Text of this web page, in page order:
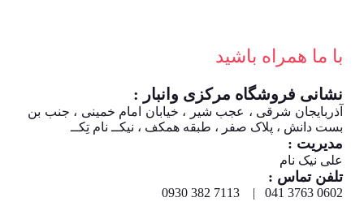
با ما همراه باشید
نشانی فروشگاه مرکزی وانبار :
آذربایجان شرقی ، عجب شیر ، خیابان امام خمینی ، جنب بن
بست دانش ، پلاک صفر ، طبقه همکف ، نیکــ نام تِکــ
مدیریت :
علی نیک نام
تلفن تماس :
0602 3763 041 | 7113 382 0930